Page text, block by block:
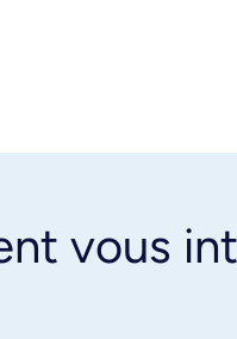
vous